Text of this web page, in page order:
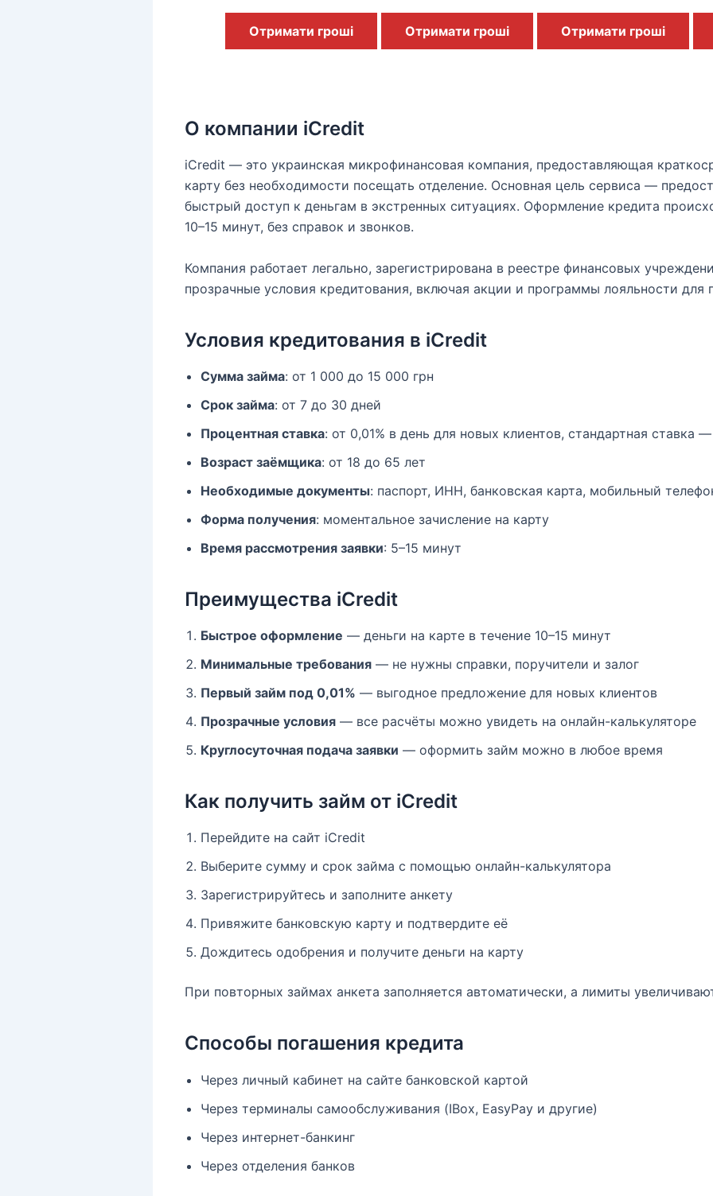
Отримати гроші Отримати гроші Отримати гроші
О компании iCredit
iCredit — это украинская микрофинансовая компания, предоставляющая
карту без необходимости посещать отделение. Основная цель сервиса —
быстрый доступ к деньгам в экстренных ситуациях. Оформление кредита
10–15 минут, без справок и звонков.
Компания работает легально, зарегистрирована в реестре финансовых
прозрачные условия кредитования, включая акции и программы лояльности для
Условия кредитования в iCredit
Сумма займа: от 1 000 до 15 000 грн
Срок займа: от 7 до 30 дней
Процентная ставка: от 0,01% в день для новых клиентов, стандартная ставка
Возраст заёмщика: от 18 до 65 лет
Необходимые документы: паспорт, ИНН, банковская карта, мобильный
Форма получения: моментальное зачисление на карту
Время рассмотрения заявки: 5–15 минут
Преимущества iCredit
Быстрое оформление — деньги на карте в течение 10–15 минут
Минимальные требования — не нужны справки, поручители и залог
Первый займ под 0,01% — выгодное предложение для новых клиентов
Прозрачные условия — все расчёты можно увидеть на онлайн-калькуляторе
Круглосуточная подача заявки — оформить займ можно в любое время
Как получить займ от iCredit
Перейдите на сайт iCredit
Выберите сумму и срок займа с помощью онлайн-калькулятора
Зарегистрируйтесь и заполните анкету
Привяжите банковскую карту и подтвердите её
Дождитесь одобрения и получите деньги на карту
При повторных займах анкета заполняется автоматически, а лимиты
Способы погашения кредита
Через личный кабинет на сайте банковской картой
Через терминалы самообслуживания (IBox, EasyPay и другие)
Через интернет-банкинг
Через отделения банков